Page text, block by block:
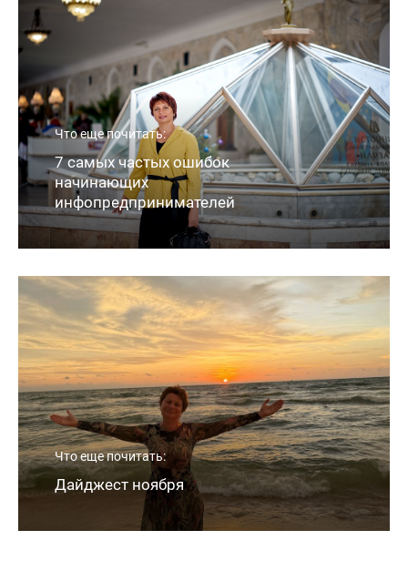
Что еще почитать:
7 самых частых ошибок
начинающих
инфопредпринимателей
Что еще почитать:
Дайджест ноября
🎧Аудиозапись эфира: Почему жизнь
выглядит ответом на твои действия
➡️Самая незаметная мысль не та, которая
приходит. А та, которая никогда не
воспринимается как мысль: «Это
происходит со мной».
4 Авг, 15:42